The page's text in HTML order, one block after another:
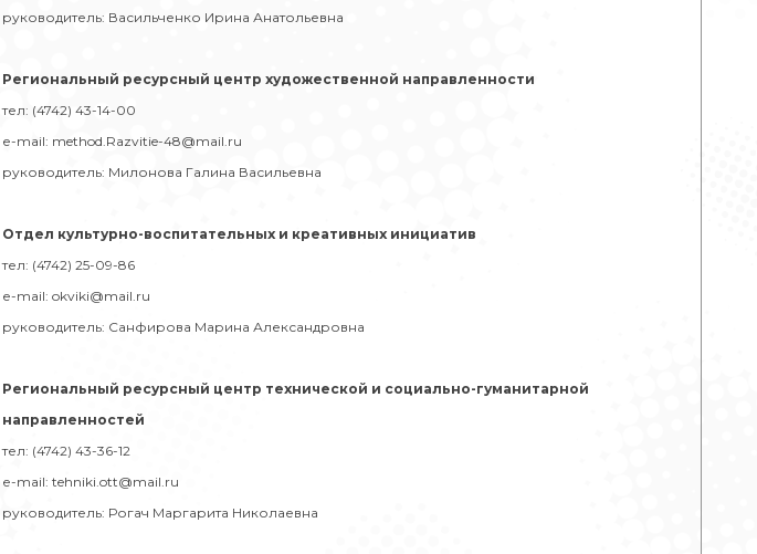
руководитель: Васильченко Ирина Анатольевна
Региональный ресурсный центр художественной направленности
тел: (4742) 43-14-00
е-mail: method.Razvitie-48@mail.ru
руководитель: Милонова Галина Васильевна
Отдел культурно-воспитательных и креативных инициатив
тел: (4742) 25-09-86
е-mail: okviki@mail.ru
руководитель: Санфирова Марина Александровна
Региональный ресурсный центр технической и социально-гуманитарной
направленностей
тел: (4742) 43-36-12
е-mail: tehniki.ott@mail.ru
руководитель: Рогач Маргарита Николаевна